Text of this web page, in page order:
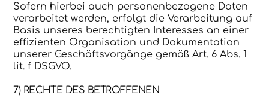
Sofern hierbei auch personenbezogene Daten
verarbeitet werden, erfolgt die Verarbeitung auf
Basis unseres berechtigten Interesses an einer
effizienten Organisation und Dokumentation
unserer Geschäftsvorgänge gemäß Art. 6 Abs. 1
lit. f DSGVO.
7) RECHTE DES BETROFFENEN